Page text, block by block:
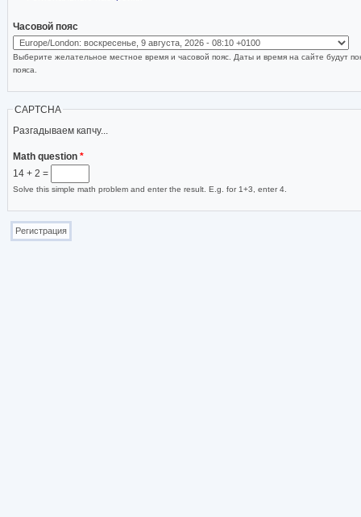
Часовой пояс
Выберите желательное местное время и часовой пояс. Даты и время на сайте будут
пояса.
CAPTCHA
Разгадываем капчу...
Math question *
14 + 2 =
Solve this simple math problem and enter the result. E.g. for 1+3, enter 4.